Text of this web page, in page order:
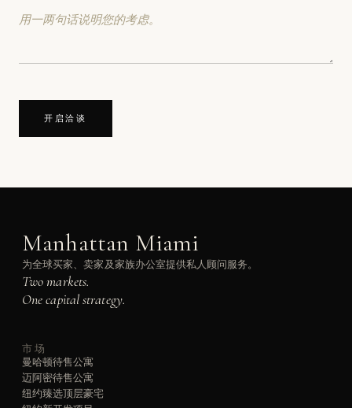
开启洽谈
Manhattan Miami
为全球买家、卖家及家族办公室提供私人顾问服务。
Two markets.
One capital strategy.
市场
曼哈顿待售公寓
迈阿密待售公寓
纽约臻选顶层豪宅